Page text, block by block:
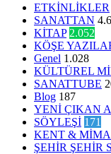
ETKİNLİKLER
SANATTAN
KİTAP 2.052
KÖŞE
Genel 1.028
KÜLTÜREL
SANATTUBE
Blog 187
YENİ ÇIKAN
SÖYLEŞİ 171
KENT &
ŞEHİR ŞEHİR